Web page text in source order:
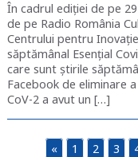
În cadrul ediției de pe
de pe Radio România
Centrului pentru
săptămânal Esențial
care sunt știrile
Facebook de eliminare
CoV-2 a avut un […]
« 1 2 3